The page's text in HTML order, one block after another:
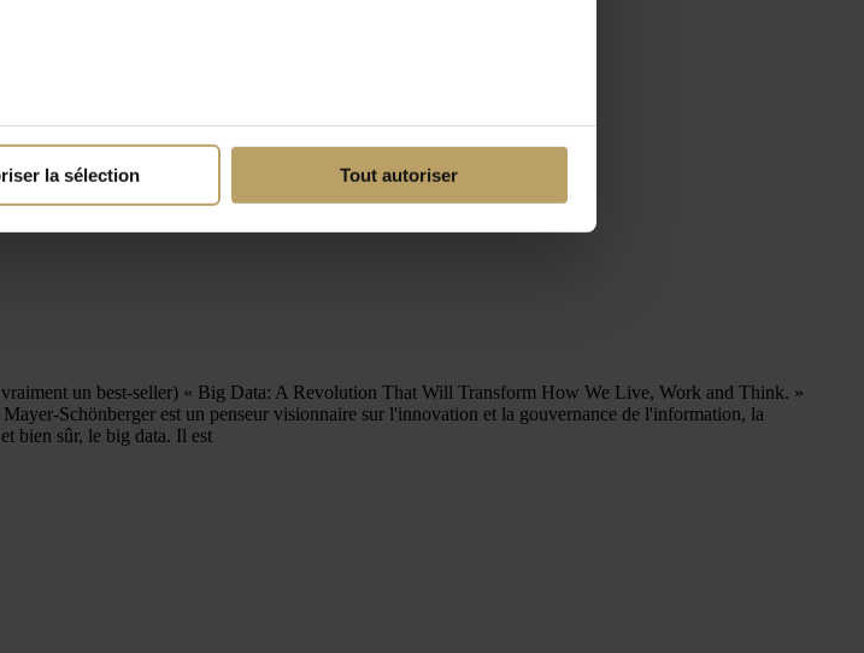
la sélection Tout autoriser
un best-seller) « Big Data: A Revolution That Will Transform How We Live, Work and Think. »
Schönberger est un penseur visionnaire sur l'innovation et la gouvernance de l'information, la
bien sûr, le big data. Il est